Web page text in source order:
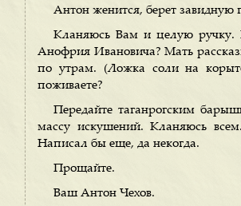
Антон женится, берет завидную
Кланяюсь Вам и целую ручку.
Анофрия Ивановича? Мать
по утрам. (Ложка соли на
поживаете?
Передайте таганрогским
массу искушений. Кланяюсь
Написал бы еще, да некогда.
Прощайте.
Ваш Антон Чехов.